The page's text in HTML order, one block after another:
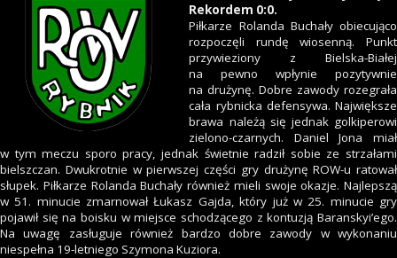
Rekordem 0:0.
Piłkarze Rolanda Buchały obiecująco
rozpoczęli rundę wiosenną. Punkt
przywieziony z Bielska-Białej
na pewno wpłynie pozytywnie
na drużynę. Dobre zawody rozegrała
cała rybnicka defensywa. Największe
brawa należą się jednak golkiperowi
zielono-czarnych. Daniel Jona miał
w tym meczu sporo pracy, jednak świetnie radził sobie ze strzałami
bielszczan. Dwukrotnie w pierwszej części gry drużynę ROW-u ratował
słupek. Piłkarze Rolanda Buchały również mieli swoje okazje. Najlepszą
w 51. minucie zmarnował Łukasz Gajda, który już w 25. minucie gry
pojawił się na boisku w miejsce schodzącego z kontuzją Baranskyi’ego.
Na uwagę zasługuje również bardzo dobre zawody w wykonaniu
niespełna 19-letniego Szymona Kuziora.